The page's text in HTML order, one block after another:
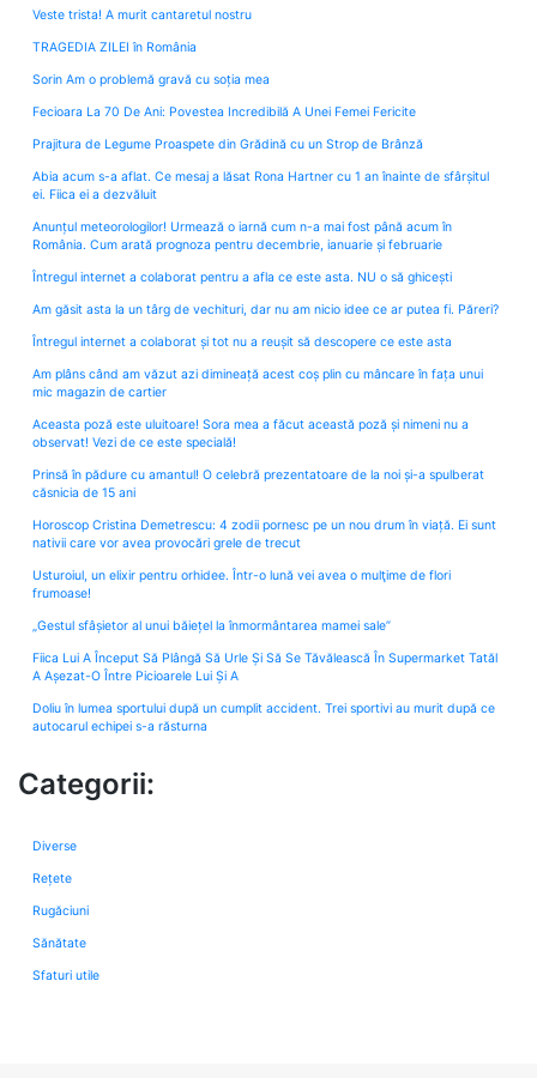
Veste trista! A murit cantaretul nostru
TRAGEDIA ZILEI în România
Sorin Am o problemă gravă cu soția mea
Fecioara La 70 De Ani: Povestea Incredibilă A Unei Femei Fericite
Prajitura de Legume Proaspete din Grădină cu un Strop de Brânză
Abia acum s-a aflat. Ce mesaj a lăsat Rona Hartner cu 1 an înainte de sfârșitul
ei. Fiica ei a dezvăluit
Anunțul meteorologilor! Urmează o iarnă cum n-a mai fost până acum în
România. Cum arată prognoza pentru decembrie, ianuarie și februarie
Întregul internet a colaborat pentru a afla ce este asta. NU o să ghicești
Am găsit asta la un târg de vechituri, dar nu am nicio idee ce ar putea fi. Păreri?
Întregul internet a colaborat și tot nu a reușit să descopere ce este asta
Am plâns când am văzut azi dimineață acest coș plin cu mâncare în fața unui
mic magazin de cartier
Aceasta poză este uluitoare! Sora mea a făcut această poză și nimeni nu a
observat! Vezi de ce este specială!
Prinsă în pădure cu amantul! O celebră prezentatoare de la noi și-a spulberat
căsnicia de 15 ani
Horoscop Cristina Demetrescu: 4 zodii pornesc pe un nou drum în viață. Ei sunt
nativii care vor avea provocări grele de trecut
Usturoiul, un elixir pentru orhidee. Într-o lună vei avea o mulţime de flori
frumoase!
„Gestul sfâșietor al unui băiețel la înmormântarea mamei sale”
Fiica Lui A Început Să Plângă Să Urle Și Să Se Tăvălească În Supermarket Tatăl
A Așezat-O Între Picioarele Lui Și A
Doliu în lumea sportului după un cumplit accident. Trei sportivi au murit după ce
autocarul echipei s-a răsturna
Categorii:
Diverse
Rețete
Rugăciuni
Sănătate
Sfaturi utile